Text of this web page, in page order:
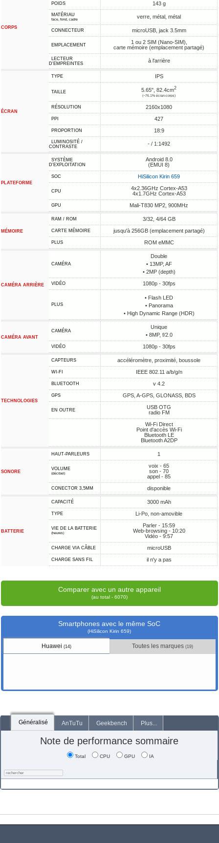
CORPS
POIDS 143 g
MATÉRIAU
face, fond, cadre verre, métal, métal
CONNECTEUR microUSB, jack 3.5mm
EMPLACEMENT
1 ou 2 SIM (Nano-SIM),
carte mémoire (emplacement partagé)
LECTEUR
D'EMPREINTES
à l'arrière
ÉCRAN
TYPE IPS
TAILLE 5.65", 82.4cm2
(~76.1% écran-corps)
RÉSOLUTION 2160x1080
PPI 427
PROPORTION 18:9
LUMINOSITÉ /
CONTRASTE
- / 1:1492
PLATEFORME
SYSTÈME
D'EXPLOITATION
Android 8.0
(EMUI 8)
SOC HiSilicon Kirin 659
CPU
4x2.36GHz Cortex-A53
4x1.7GHz Cortex-A53
GPU Mali-T830 MP2, 900MHz
MÉMOIRE
RAM / ROM 3/32, 4/64 GB
CARTE MÉMOIRE jusqu'à 256GB (emplacement partagé)
PLUS ROM eMMC
CAMÉRA ARRIÈRE
CAMÉRA
Double
• 13MP, AF
• 2MP (depth)
VIDÉO 1080p - 30fps
PLUS
• Flash LED
• Panorama
• High Dynamic Range (HDR)
CAMÉRA AVANT
CAMÉRA
Unique
• 8MP, f/2.0
VIDÉO 1080p - 30fps
TECHNOLOGIES
CAPTEURS accéléromètre, proximité, boussole
WI-FI IEEE 802.11 a/b/g/n
BLUETOOTH v 4.2
GPS GPS, A-GPS, GLONASS, BDS
EN OUTRE
USB OTG
radio FM
Wi-Fi Direct
Point d'accès Wi-Fi
Bluetooth LE
Bluetooth A2DP
SONORE
HAUT-PARLEURS 1
VOLUME
(décibel)
voix - 65
son - 70
appel - 85
CONECTOR 3,5MM disponible
BATTERIE
CAPACITÉ 3000 mAh
TYPE Li-Po, non-amovible
VIE DE LA BATTERIE
(heures)
Parler - 15:59
Web-browsing - 10:20
Vidéo - 9:57
CHARGE VIA CÂBLE microUSB
CHARGE SANS FIL il n'y a pas
Comparer avec un autre appareil
(au total - 6070)
Smartphones avec le même SoC
(HiSilicon Kirin 659)
Huawei(14) Toutes les marques(19)
Généralisé AnTuTu Geekbench Plus...
Note de performance sommaire
Total CPU GPU IA